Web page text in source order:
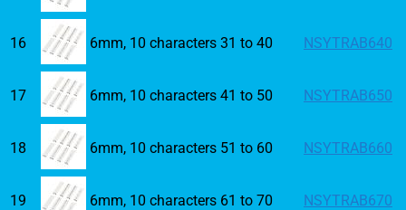
16 6mm, 10 characters 31 to 40 NSYTRAB640
17 6mm, 10 characters 41 to 50 NSYTRAB650
18 6mm, 10 characters 51 to 60 NSYTRAB660
19 6mm, 10 characters 61 to 70 NSYTRAB670